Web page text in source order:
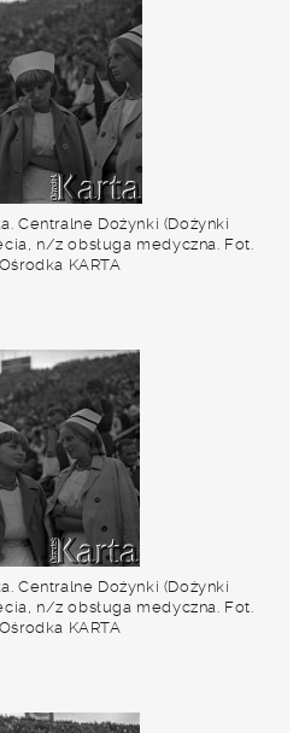
Centralne Dożynki (Dożynki
n/z obsługa medyczna. Fot.
KARTA
Centralne Dożynki (Dożynki
n/z obsługa medyczna. Fot.
KARTA